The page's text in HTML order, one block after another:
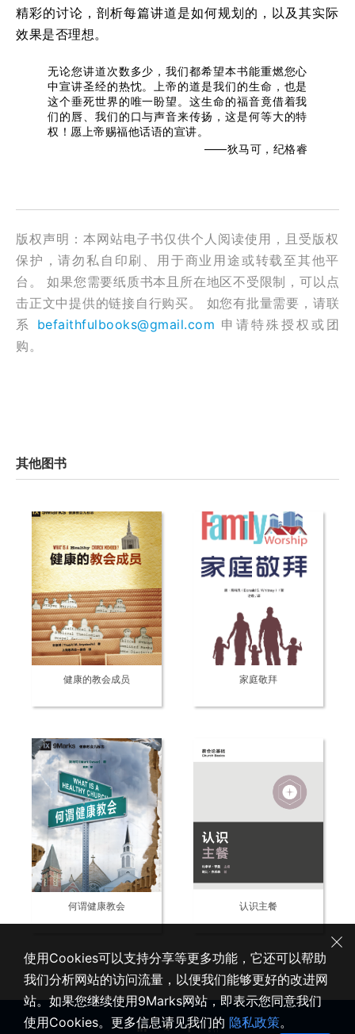
精彩的讨论，剖析每篇讲道是如何规划的，以及其实际
效果是否理想。
无论您讲道次数多少，我们都希望本书能重燃您心
中宣讲圣经的热忱。上帝的道是我们的生命，也是
这个垂死世界的唯一盼望。这生命的福音竟借着我
们的唇、我们的口与声音来传扬，这是何等大的特
权！愿上帝赐福他话语的宣讲。
——狄马可，纪格睿
版权声明：本网站电子书仅供个人阅读使用，且受版权
保护，请勿私自印刷、用于商业用途或转载至其他平
台。 如果您需要纸质书本且所在地区不受限制，可以点
击正文中提供的链接自行购买。 如您有批量需要，请联
系 befaithfulbooks@gmail.com 申请特殊授权或团
购。
其他图书
健康的教会成员 家庭敬拜
何谓健康教会 认识主餐
使用Cookies可以支持分享等更多功能，它还可以帮助
我们分析网站的访问流量，以便我们能够更好的改进网
站。如果您继续使用9Marks网站，即表示您同意我们
使用Cookies。更多信息请见我们的 隐私政策。